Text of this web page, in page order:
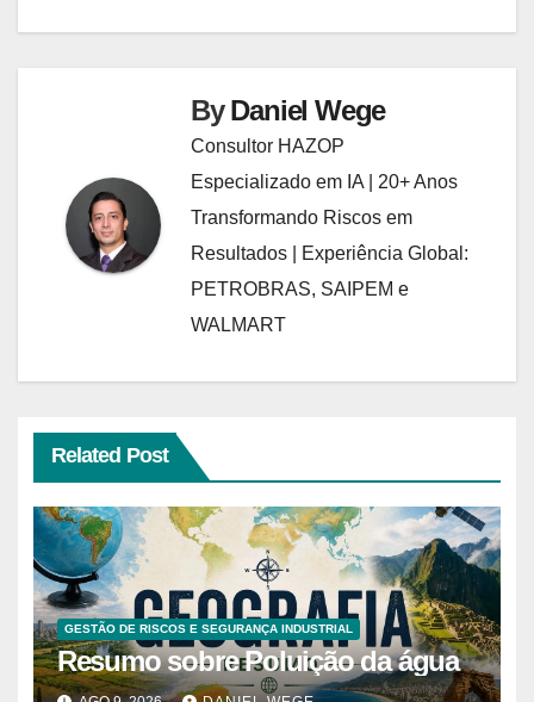
ByDaniel Wege
Consultor HAZOP
Especializado em IA | 20+ Anos
Transformando Riscos em
Resultados | Experiência Global:
PETROBRAS, SAIPEM e
WALMART
Related Post
GESTÃO DE RISCOS E SEGURANÇA INDUSTRIAL
Resumo sobre Poluição da água